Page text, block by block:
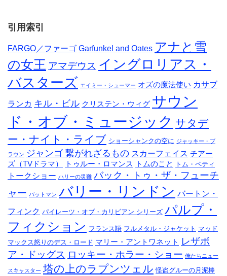
引用索引
FARGO／ファーゴ Garfunkel and Oates アナと雪
の女王 アマデウス イングロリアス・
バスターズ エイミー・シューマー オズの魔法使い カサブ
ランカ キル・ビル クリステン・ウィグ サウン
ド・オブ・ミュージック サタデ
ー・ナイト・ライブ ショーシャンクの空に ジャッキー・ブ
ラウン ジャンゴ 繋がれざるもの スカーフェイス チアー
ズ（TVドラマ）
トゥルー・ロマンス トムのこと トム・ペティ
トークショー ハリーの災難 バック・トゥ・ザ・フューチ
ャー バットマン バリー・リンドン バートン・
フィンク パイレーツ・オブ・カリビアン シリーズ パルプ・
フィクション フランス語 フルメタル・ジャケット マッド
マックス怒りのデス・ロード マリー・アントワネット
レザボ
ア・ドッグス ロッキー・ホラー・ショー 俺たちニュー
スキャスター 塔の上のラプンツェル 怪盗グルーの月泥棒